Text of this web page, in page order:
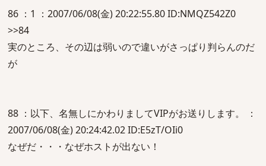
86 ：1 ：2007/06/08(金) 20:22:55.80 ID:NMQZ542Z0
>>84
実のところ、その辺は弱いので違いがさっぱり判らんのだ
が
88 ：以下、名無しにかわりましてVIPがお送りします。 ：
2007/06/08(金) 20:24:42.02 ID:E5zT/OIi0
なぜだ・・・なぜホストが出ない！